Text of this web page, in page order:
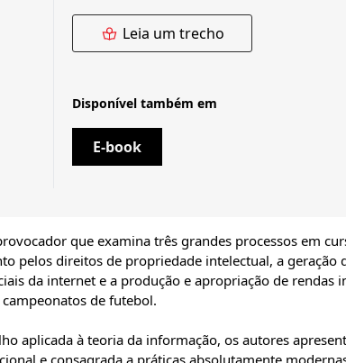
Leia um trecho
Disponível também em
E-book
que examina três grandes processos em
pelos direitos de propriedade intelectual, a geração
da internet e a produção e apropriação de
de futebol.
aplicada à teoria da informação, os autores